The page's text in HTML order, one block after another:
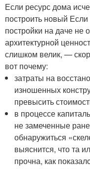
Если ресурс дома
построить новый
постройки на даче
архитектурной
слишком велик, —
вот почему:
затраты на
изношенных
превысить
в процессе
не замеченные
обнаружиться
выяснится, что та
прочна, как